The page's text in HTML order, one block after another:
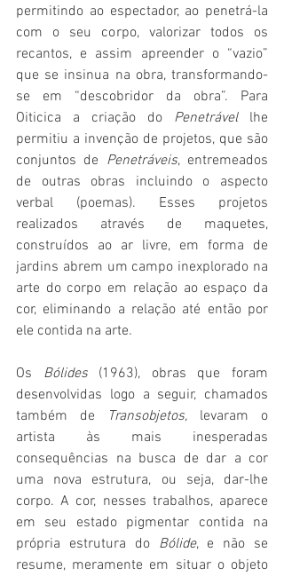
permitindo ao espectador, ao penetrá-la
com o seu corpo, valorizar todos os
recantos, e assim apreender o “vazio”
que se insinua na obra, transformando-
se em “descobridor da obra”. Para
Oiticica a criação do Penetrável lhe
permitiu a invenção de projetos, que são
conjuntos de Penetráveis, entremeados
de outras obras incluindo o aspecto
verbal (poemas). Esses projetos
realizados através de maquetes,
construídos ao ar livre, em forma de
jardins abrem um campo inexplorado na
arte do corpo em relação ao espaço da
cor, eliminando a relação até então por
ele contida na arte.
Os Bólides (1963),
obras que foram
desenvolvidas logo a seguir, chamados
também de
Transobjetos, levaram o
artista às mais inesperadas
consequências na busca de dar a cor
uma nova estrutura, ou seja, dar-lhe
corpo. A cor, nesses trabalhos, aparece
em seu estado pigmentar contida na
própria estrutura do Bólide, e não se
resume, meramente em situar o objeto